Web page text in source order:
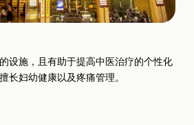
设施，且有助于提高中医治疗的个性化
长妇幼健康以及疼痛管理。